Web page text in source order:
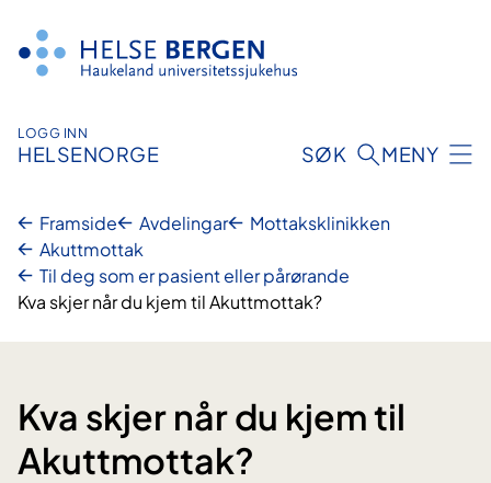
innhald
LOGG INN
HELSENORGE SØK MENY
Framside Avdelingar
Mottaksklinikken
Akuttmottak
Til deg som er pasient eller pårørande
Kva skjer når du kjem til Akuttmottak?
Kva skjer når du kjem til
Akuttmottak?